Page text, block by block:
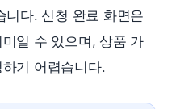
니다. 신청 완료 화면은
일 수 있으며, 상품 가
기 어렵습니다.